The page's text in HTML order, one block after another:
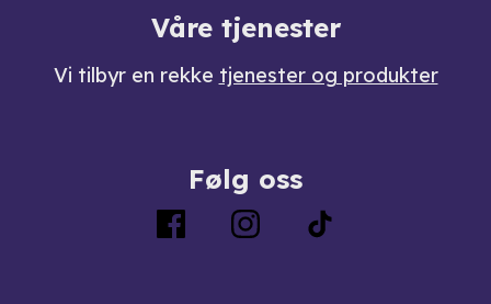
Våre tjenester
Vi tilbyr en rekke tjenester og produkter
Følg oss